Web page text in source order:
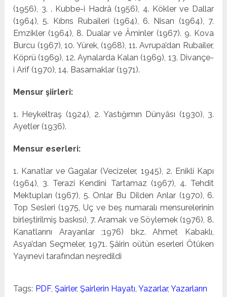
(1956), 3. . Kubbe-i Hadrâ (1956), 4. Kökler ve Dallar
(1964), 5. Kıbrıs Rubaileri (1964), 6. Nisan (1964), 7.
Emzikler (1964), 8. Dualar ve Âminler (1967). 9. Kova
Burcu (1967), 10. Yürek, (1968), 11. Avrupa’dan Rubailer,
Köprü (1969), 12. Aynalarda Kalan (1969), 13. Divançe-
i Arif (1970), 14. Basamaklar (1971).
Mensur şiirleri:
1. Heykeltraş (1924), 2. Yastığımın Dünyâsı (1930), 3.
Ayetler (1936).
Mensur eser­leri:
1. Kanatlar ve Gagalar (Vecizeler, 1945), 2. Enikli Kapı
(1964), 3. Terazi Kendini Tartamaz (1967), 4. Tehdit
Mektup­ları (1967), 5. Onlar Bu Dilden Anlar (1970), 6.
Top Sesleri (1975, Uç ve beş numaralı mensurelerinin
birleştirilmiş bas­kısı), 7. Aramak ve Söylemek (1976), 8.
Kanatlarını Arayanlar ;1976) bkz. Ahmet Kabaklı,
Asya’dan Seçmeler, 1971. Şâirin oütün eserleri Ötüken
Yayınevi tarafından neşredildi
Tags: PDF,Şairler,Şairlerin Hayatı,Yazarlar,Yazarların